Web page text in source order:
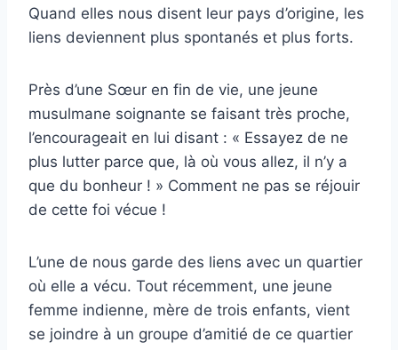
Quand elles nous disent leur pays d’origine, les
liens deviennent plus spontanés et plus forts.
Près d’une Sœur en fin de vie, une jeune
musulmane soignante se faisant très proche,
l’encourageait en lui disant : « Essayez de ne
plus lutter parce que, là où vous allez, il n’y a
que du bonheur ! » Comment ne pas se réjouir
de cette foi vécue !
L’une de nous garde des liens avec un quartier
où elle a vécu. Tout récemment, une jeune
femme indienne, mère de trois enfants, vient
se joindre à un groupe d’amitié de ce quartier